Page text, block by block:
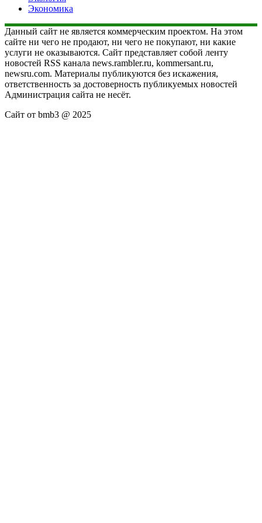
Экономика
Данный сайт не является коммерческим проектом. На этом
сайте ни чего не продают, ни чего не покупают, ни какие
услуги не оказываются. Сайт представляет собой ленту
новостей RSS канала news.rambler.ru, kommersant.ru,
newsru.com. Материалы публикуются без искажения,
ответственность за достоверность публикуемых новостей
Администрация сайта не несёт.
Сайт от bmb3 @ 2025